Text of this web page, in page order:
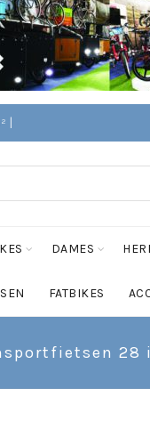
|
DAMES
FATBIKES
28